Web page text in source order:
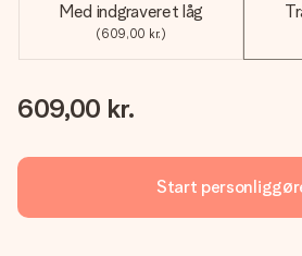
Med indgraveret låg
(609,00 kr.)
609,00 kr.
Start